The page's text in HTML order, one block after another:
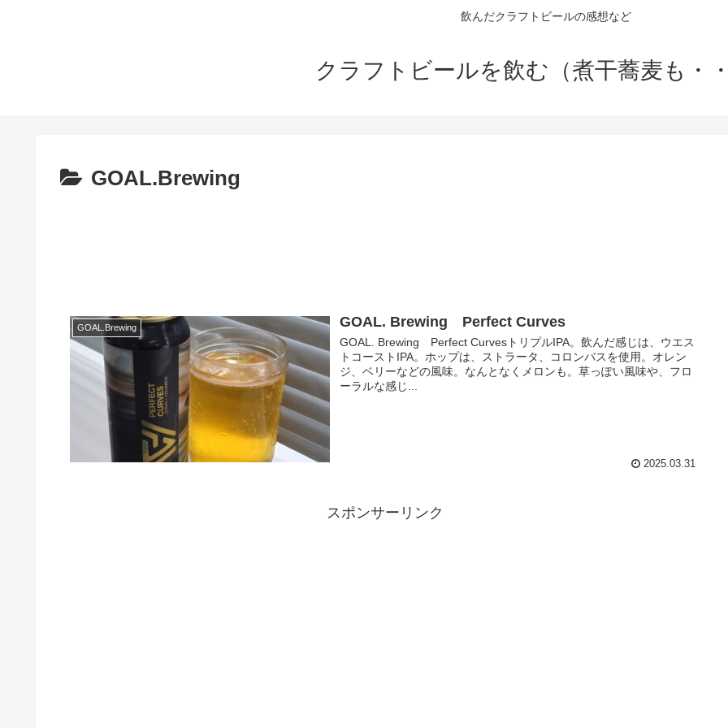
飲んだクラフトビールの感想など
クラフトビールを飲む（煮干蕎麦も・
GOAL.Brewing
GOAL.Brewing GOAL. Brewing Perfect Curves
GOAL. Brewing Perfect CurvesトリプルIPA。飲んだ感じは、ウエス
トコーストIPA。ホップは、ストラータ、コロンバスを使用。オレン
ジ、ベリーなどの風味。なんとなくメロンも。草っぽい風味や、フロ
ーラルな感じ...
2025.03.31
スポンサーリンク